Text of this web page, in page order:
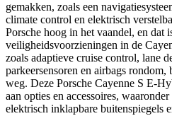
gemakken, zoals een
climate control en elektrisch
Porsche hoog in het vaandel, en dat
veiligheidsvoorzieningen in de
zoals adaptieve cruise control, lane
parkeersensoren en airbags
weg. Deze Porsche Cayenne S E-
aan opties en accessoires,
elektrisch inklapbare buitenspiegels